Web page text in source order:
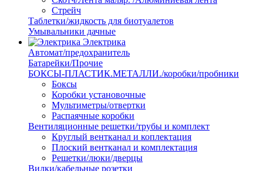
Стрейч
Таблетки/жидкость для биотуалетов
Умывальники дачные
Электрика
Автомат/предохранитель
Батарейки/Прочие
БОКСЫ-ПЛАСТИК.МЕТАЛЛИ./коробки/пробники
Боксы
Коробки установочные
Мультиметры/отвертки
Распаячные коробки
Вентиляционные решетки/трубы и комплект
Круглый вентканал и коплектация
Плоский вентканал и комплектация
Решетки/люки/дверцы
Вилки/кабельные розетки